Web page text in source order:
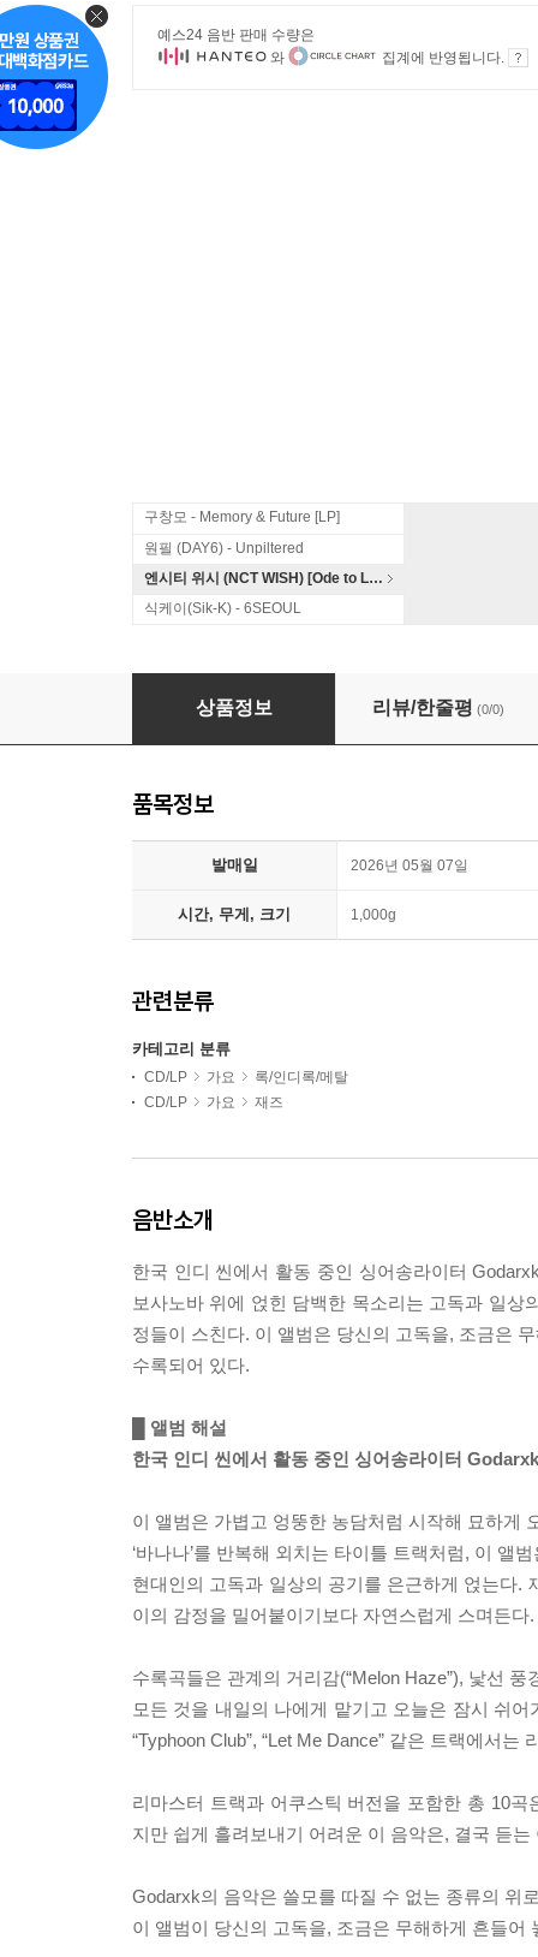
예스24 음반 판매 수량은
와
집계에 반영됩니다.
구창모 - Memory & Future [LP]
원필 (DAY6) - Unpiltered
엔시티 위시 (NCT WISH) [Ode to Love]
식케이(Sik-K) - 6SEOUL
Godarxk (고닭) - Ba-Na-Na-Na
상품정보 리뷰/한줄평 (0/0)
품목정보
발매일 2026년 05월 07일
시간, 무게, 크기 1,000g
관련분류
카테고리 분류
CD/LP 가요
록/인디록/메탈
CD/LP
가요 재즈
음반소개
한국 인디 씬에서 활동 중인 싱어송라이터
보사노바 위에 얹힌 담백한 목소리는 고독과 일
정들이 스친다. 이 앨범은 당신의 고독을, 조금은
수록되어 있다.
█ 앨범 해설
한국 인디 씬에서 활동 중인 싱어송라이터
이 앨범은 가볍고 엉뚱한 농담처럼 시작해 묘하게
‘바나나’를 반복해 외치는 타이틀 트랙처럼, 이 앨
현대인의 고독과 일상의 공기를 은근하게 얹는다.
이의 감정을 밀어붙이기보다 자연스럽게 스며든다.
수록곡들은 관계의 거리감(“Melon Haze”), 낯선 풍
모든 것을 내일의 나에게 맡기고 오늘은 잠시 쉬어
“Typhoon Club”, “Let Me Dance” 같은 트랙에서
리마스터 트랙과 어쿠스틱 버전을 포함한 총 10
지만 쉽게 흘려보내기 어려운 이 음악은, 결국 듣
Godarxk의 음악은 쓸모를 따질 수 없는 종류의 위
이 앨범이 당신의 고독을, 조금은 무해하게 흔들어